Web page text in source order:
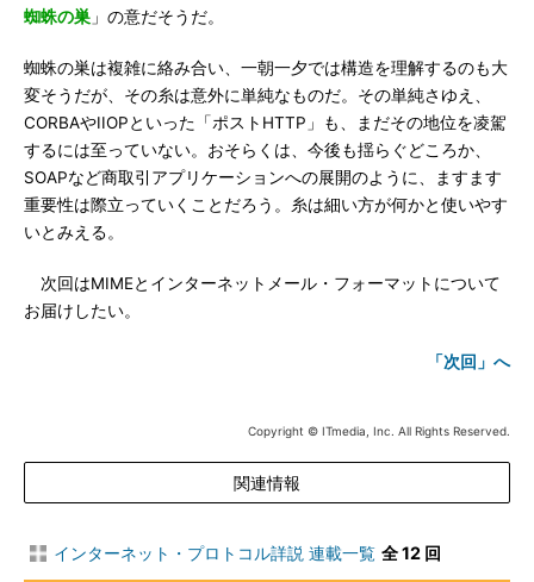
蜘蛛の巣 」の意だそうだ。
蜘蛛の巣は複雑に絡み合い、一朝一夕では構造を理解するのも大
変そうだが、その糸は意外に単純なものだ。その単純さゆえ、
CORBAやIIOPといった「ポストHTTP」も、まだその地位を凌駕
するには至っていない。おそらくは、今後も揺らぐどころか、
SOAPなど商取引アプリケーションへの展開のように、ますます
重要性は際立っていくことだろう。糸は細い方が何かと使いやす
いとみえる。
次回はMIMEとインターネットメール・フォーマットについて
お届けしたい。
「次回」へ
Copyright © ITmedia, Inc. All Rights Reserved.
関連情報
インターネット・プロトコル詳説 連載一覧 全 12 回